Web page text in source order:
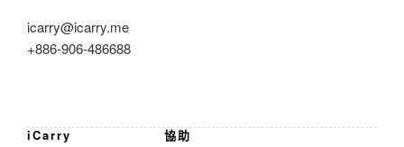
icarry@icarry.me
+886-906-486688
iCarry
協助